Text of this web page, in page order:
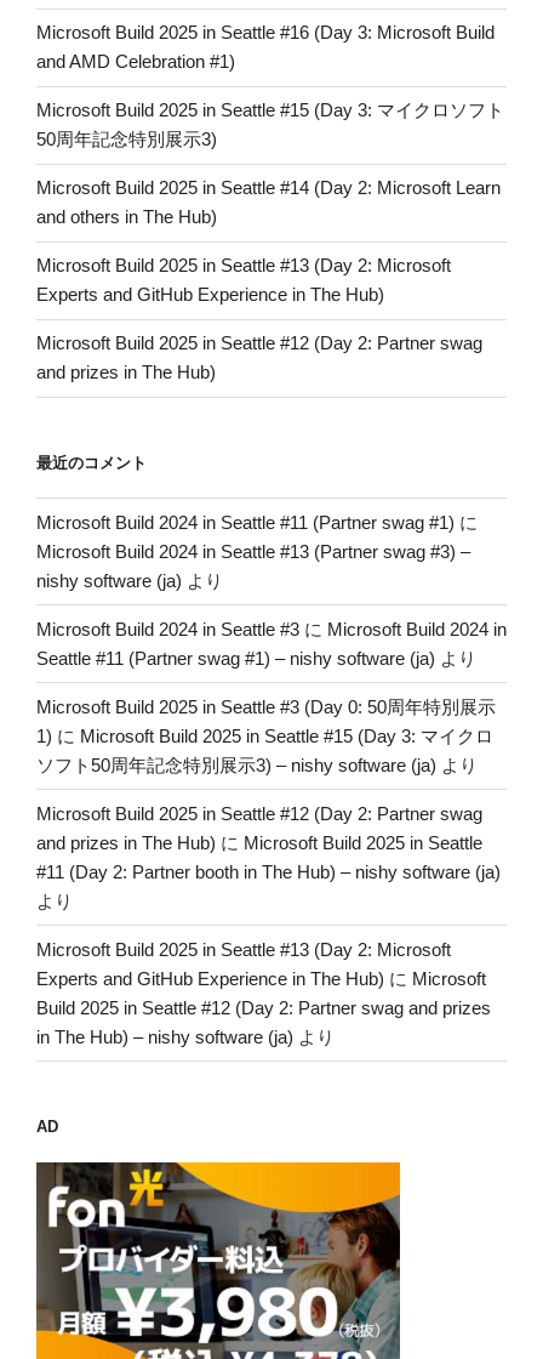
Microsoft Build 2025 in Seattle #16 (Day 3: Microsoft Build
and AMD Celebration #1)
Microsoft Build 2025 in Seattle #15 (Day 3: マイクロソフト
50周年記念特別展示3)
Microsoft Build 2025 in Seattle #14 (Day 2: Microsoft Learn
and others in The Hub)
Microsoft Build 2025 in Seattle #13 (Day 2: Microsoft
Experts and GitHub Experience in The Hub)
Microsoft Build 2025 in Seattle #12 (Day 2: Partner swag
and prizes in The Hub)
最近のコメント
Microsoft Build 2024 in Seattle #11 (Partner swag #1) に
Microsoft Build 2024 in Seattle #13 (Partner swag #3) –
nishy software (ja) より
Microsoft Build 2024 in Seattle #3 に Microsoft Build 2024 in
Seattle #11 (Partner swag #1) – nishy software (ja) より
Microsoft Build 2025 in Seattle #3 (Day 0: 50周年特別展示
1) に Microsoft Build 2025 in Seattle #15 (Day 3: マイクロ
ソフト50周年記念特別展示3) – nishy software (ja) より
Microsoft Build 2025 in Seattle #12 (Day 2: Partner swag
and prizes in The Hub) に Microsoft Build 2025 in Seattle
#11 (Day 2: Partner booth in The Hub) – nishy software (ja)
より
Microsoft Build 2025 in Seattle #13 (Day 2: Microsoft
Experts and GitHub Experience in The Hub) に Microsoft
Build 2025 in Seattle #12 (Day 2: Partner swag and prizes
in The Hub) – nishy software (ja) より
AD